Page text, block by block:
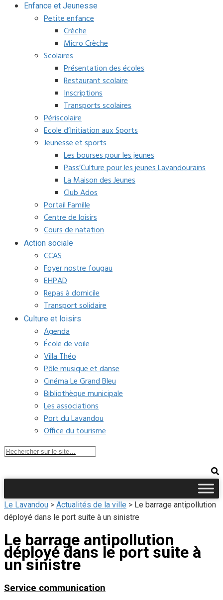
Enfance et Jeunesse
Petite enfance
Crèche
Micro Crèche
Scolaires
Présentation des écoles
Restaurant scolaire
Inscriptions
Transports scolaires
Périscolaire
Ecole d’Initiation aux Sports
Jeunesse et sports
Les bourses pour les jeunes
Pass’Culture pour les jeunes Lavandourains
La Maison des Jeunes
Club Ados
Portail Famille
Centre de loisirs
Cours de natation
Action sociale
CCAS
Foyer nostre fougau
EHPAD
Repas à domicile
Transport solidaire
Culture et loisirs
Agenda
École de voile
Villa Théo
Pôle musique et danse
Cinéma Le Grand Bleu
Bibliothèque municipale
Les associations
Port du Lavandou
Office du tourisme
Le Lavandou > Actualités de la ville > Le barrage antipollution
déployé dans le port suite à un sinistre
Le barrage antipollution
déployé dans le port suite à
un sinistre
Service communication